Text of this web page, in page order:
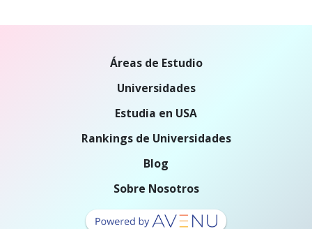
Áreas de Estudio
Universidades
Estudia en USA
Rankings de Universidades
Blog
Sobre Nosotros